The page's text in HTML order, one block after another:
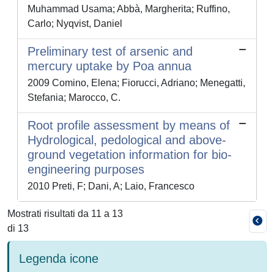
Muhammad Usama; Abbà, Margherita; Ruffino,
Carlo; Nyqvist, Daniel
Preliminary test of arsenic and
mercury uptake by Poa annua
2009 Comino, Elena; Fiorucci, Adriano; Menegatti,
Stefania; Marocco, C.
Root profile assessment by means of
Hydrological, pedological and above-
ground vegetation information for bio-
engineering purposes
2010 Preti, F; Dani, A; Laio, Francesco
Mostrati risultati da 11 a 13
di 13
Legenda icone